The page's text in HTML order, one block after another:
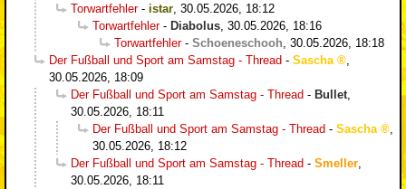
Torwartfehler- istar 30.05.2026, 18:12
Torwartfehler- Diabolus 30.05.2026, 18:16
Torwartfehler- Schoeneschooh 30.05.2026, 18:18
Der Fußball und Sport am Samstag - Thread - Sascha
30.05.2026, 18:09
Der Fußball und Sport am Samstag - Thread - Bullet
30.05.2026, 18:11
Der Fußball und Sport am Samstag - Thread - Sascha
30.05.2026, 18:12
Der Fußball und Sport am Samstag - Thread - Smeller
30.05.2026, 18:11